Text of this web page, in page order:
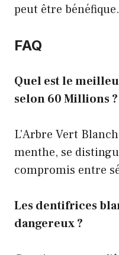
peut être bénéfique.
FAQ
Quel est le
selon 60 Millions ?
L’Arbre Vert
menthe, se
compromis entre
Les dentifrices
dangereux ?